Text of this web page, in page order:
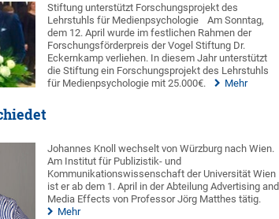
Stiftung unterstützt Forschungsprojekt des
Lehrstuhls für Medienpsychologie
Am Sonntag,
dem 12. April wurde im festlichen Rahmen der
Forschungsförderpreis der Vogel Stiftung Dr.
Eckernkamp verliehen. In diesem Jahr unterstützt
die Stiftung ein Forschungsprojekt des Lehrstuhls
für Medienpsychologie mit 25.000€.
Mehr
Johannes Knoll wechselt von Würzburg nach Wien.
Am Institut für Publizistik- und
Kommunikationswissenschaft der Universität Wien
ist er ab dem 1. April in der Abteilung Advertising and
Media Effects von Professor Jörg Matthes tätig.
Mehr